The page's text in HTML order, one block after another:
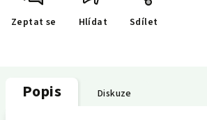
Zeptat se Hlídat Sdílet
Popis Diskuze